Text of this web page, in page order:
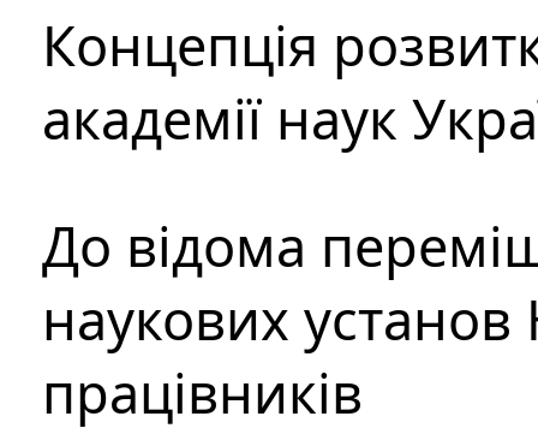
Концепція
академії наук
До відома
наукових установ
працівників